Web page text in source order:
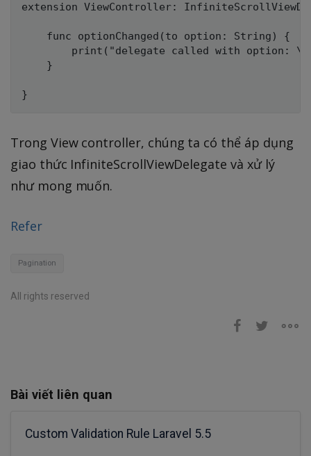
extension ViewController:
    func optionChanged(to option: String) {
print("delegate called with option:
    }
Trong View controller, chúng ta có thể áp dụng
giao thức InfiniteScrollViewDelegate và xử lý
như mong muốn.
Refer
Pagination
All rights reserved
Bài viết liên quan
Custom Validation Rule Laravel 5.5